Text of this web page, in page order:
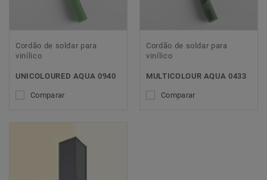
Cordão de soldar para
vinílico
UNICOLOURED AQUA 0940
Comparar
Cordão de soldar para
vinílico
MULTICOLOUR AQUA 0433
Comparar